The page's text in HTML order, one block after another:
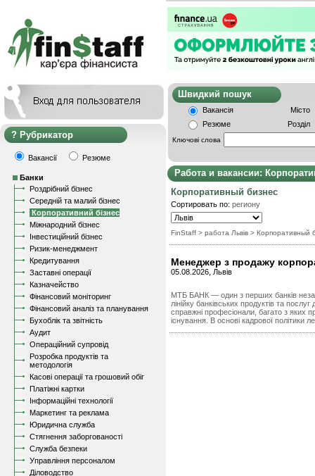
Рубрикатор
Вакансії Резюме
Банки
Роздрібний бізнес
Середній та малий бізнес
Корпоративний бізнес
Міжнародний бізнес
Інвестиційний бізнес
Ризик-менеджмент
Кредитування
Заставні операції
Казначейство
Фінансовий моніторинг
Фінансовий аналіз та планування
Бухоблік та звітність
Аудит
Операційний супровід
Розробка продуктів та
методологія
Касові операції та грошовий обіг
Платіжні картки
Інформаційні технології
Маркетинг та реклама
Юридична служба
Стягнення заборгованості
Служба безпеки
Управління персоналом
Діловодство
Швидкий
Вакансія
Місто
Резюме
Розділ
Ключові слова
Работа и вакансии:
Корпоративный бизнес
Сортировать по: региону
FinStaff > работа Львів > Корпоративный
Менеджер з продажу
05.08.2026, Львів
МТБ БАНК — один з перших банків
лінійку банківських продуктів та
справжні професіонали, багато з яких
існування. В основі кадрової політики